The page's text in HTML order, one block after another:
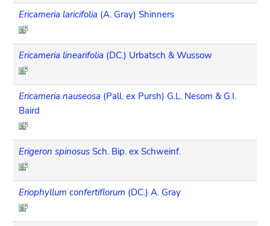
Ericameria laricifolia (A. Gray) Shinners
Ericameria linearifolia (DC.) Urbatsch & Wussow
Ericameria nauseosa (Pall. ex Pursh) G.L. Nesom & G.I.
Baird
Erigeron spinosus Sch. Bip. ex Schweinf.
Eriophyllum confertiflorum (DC.) A. Gray